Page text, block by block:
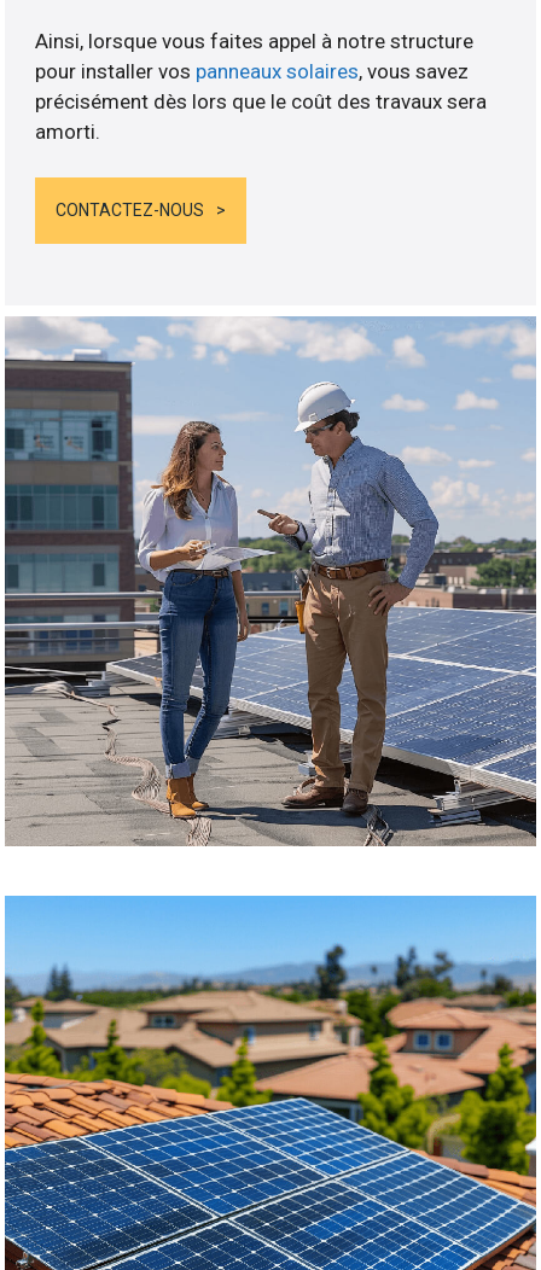
Ainsi, lorsque vous faites appel à notre structure
pour installer vos panneaux solaires, vous savez
précisément dès lors que le coût des travaux sera
amorti.
CONTACTEZ-NOUS